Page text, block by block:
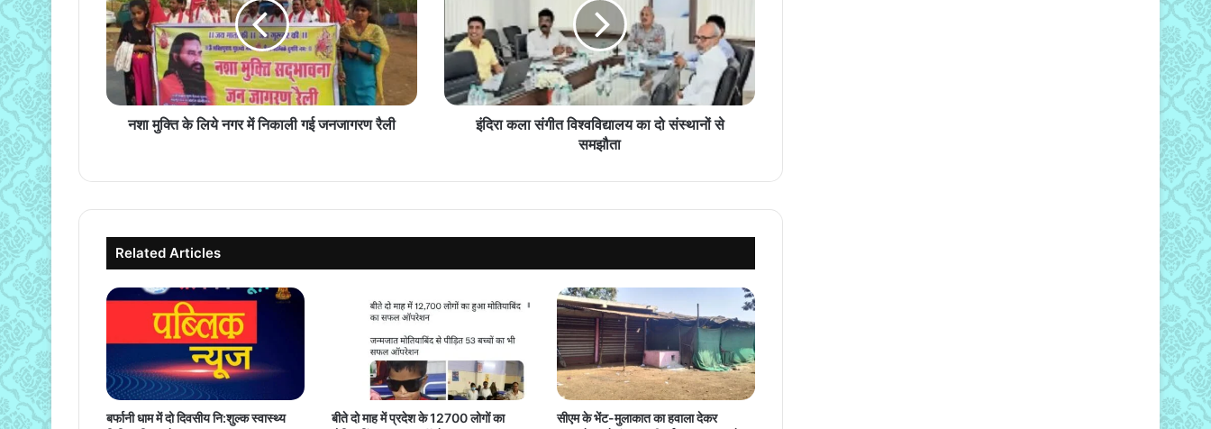
लिये
नगर
में
निकाली
जनजागरण
नशा मुक्ति के लिये नगर में निकाली गई जनजागरण रैली
दो
संस्थानों
से
समझौता
इंदिरा कला संगीत विश्वविद्यालय का दो संस्थानों से
समझौता
Related Articles
बर्फानी धाम में दो दिवसीय नि:शुल्क स्वास्थ्य
बीते दो माह में प्रदेश के 12700 लोगों का
सीएम के भेंट-मुलाकात का हवाला देकर